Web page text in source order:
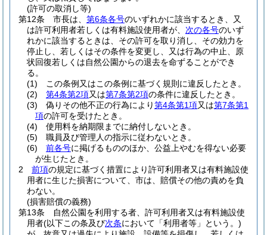
(許可の取消し等)
第12条
市長は、 第6条各号のいずれかに該当するとき、又
は許可利用者若しくは有料施設使用者が、 次の各号のいず
れかに該当するときは、その許可を取り消し、その効力を
停止し、若しくはその条件を変更し、又は行為の中止、原
状回復若しくは自然公園からの退去を命ずることができ
る。
(1)
この条例又はこの条例に基づく規則に違反したとき。
(2)
第4条第2項又は第7条第2項の条件に違反したとき。
(3)
偽りその他不正の行為により第4条第1項又は第7条第1
項の許可を受けたとき。
(4)
使用料を納期限までに納付しないとき。
(5)
職員及び管理人の指示に従わないとき。
(6)
前各号に掲げるもののほか、公益上やむを得ない必要
が生じたとき。
2
前項の規定に基づく措置により許可利用者又は有料施設使
用者に生じた損害について、市は、賠償その他の責めを負
わない。
(損害賠償の義務)
第13条
自然公園を利用する者、許可利用者又は有料施設使
用者(以下この条及び次条において「利用者等」という。)